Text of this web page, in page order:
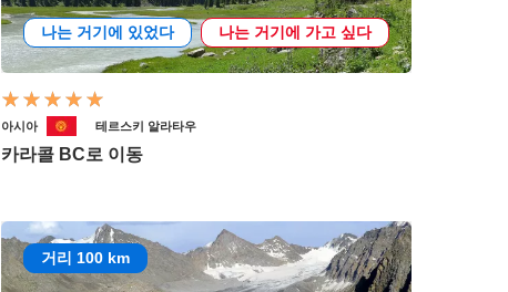
나는 거기에 있었다 나는 거기에 가고 싶다
아시아 테르스키 알라타우
카라콜 BC로 이동
거리 100 km